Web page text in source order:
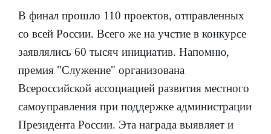
В финал прошло 110 проектов, отправленных
со всей России. Всего же на учстие в конкурсе
заявлялись 60 тысяч инициатив. Напомню,
премия "Служение" организована
Всероссийской ассоциацией развития местного
самоуправления при поддержке администрации
Президента России. Эта награда выявляет и